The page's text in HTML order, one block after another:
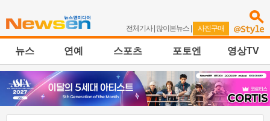
전체기사| 많이본뉴스 | 사진구매
뉴스 연예 스포츠 포토엔 영상TV